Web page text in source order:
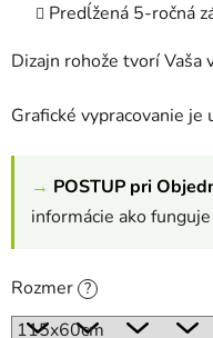
Predĺžená 5-ročná
Dizajn rohože tvorí Vaša
Grafické vypracovanie je
→ POSTUP pri
informácie ako
Rozmer ?